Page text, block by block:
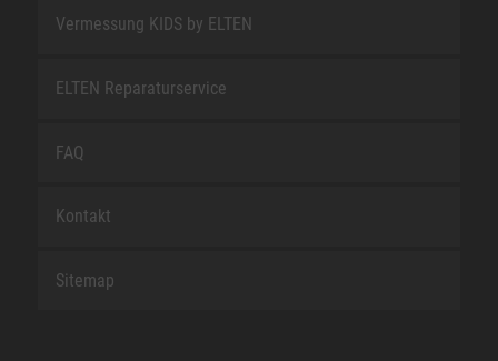
Vermessung KIDS by ELTEN
ELTEN Reparaturservice
FAQ
Kontakt
Sitemap